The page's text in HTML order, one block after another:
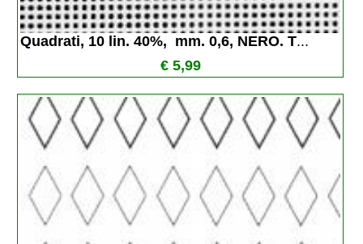
Quadrati, 10 lin. 40%,  mm. 0,6, NERO. T...
€ 5,99